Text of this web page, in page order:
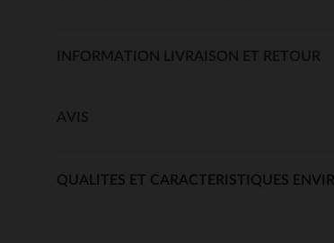
INFORMATION LIVRAISON ET RETOUR
AVIS
QUALITES ET CARACTERISTIQUES